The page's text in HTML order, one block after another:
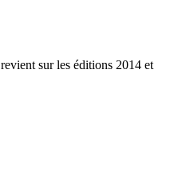
sur les éditions 2014 et